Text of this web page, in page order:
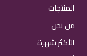
المنتجات
من نحن
الأكثر شهرة